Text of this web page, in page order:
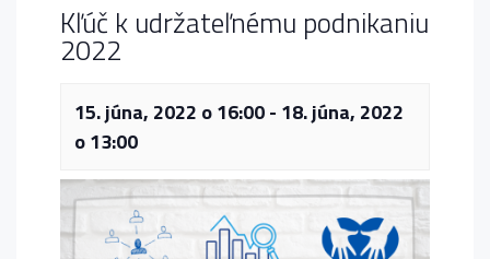
Kľúč k udržateľnému podnikaniu
2022
15. júna, 2022 o 16:00- 18. júna, 2022
o 13:00